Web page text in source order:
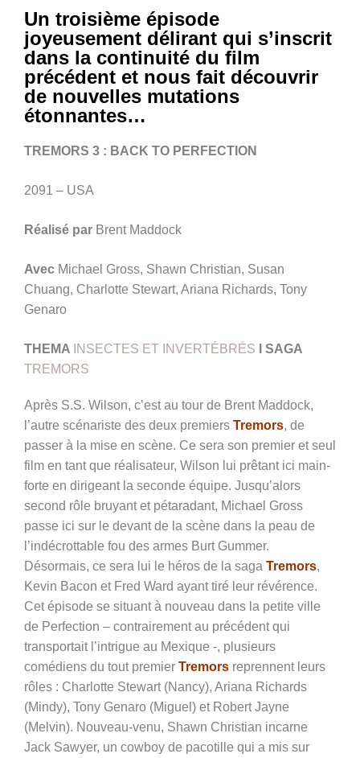
Un troisième épisode
joyeusement délirant qui s’inscrit
dans la continuité du film
précédent et nous fait découvrir
de nouvelles mutations
étonnantes…
TREMORS 3 : BACK TO PERFECTION
2091 – USA
Réalisé par Brent Maddock
Avec Michael Gross, Shawn Christian, Susan
Chuang, Charlotte Stewart, Ariana Richards, Tony
Genaro
THEMA INSECTES ET INVERTÉBRÉS
I SAGA
TREMORS
Après S.S. Wilson, c’est au tour de Brent Maddock,
l’autre scénariste des deux premiers Tremors, de
passer à la mise en scène. Ce sera son premier et seul
film en tant que réalisateur, Wilson lui prêtant ici main-
forte en dirigeant la seconde équipe. Jusqu’alors
second rôle bruyant et pétaradant, Michael Gross
passe ici sur le devant de la scène dans la peau de
l’indécrottable fou des armes Burt Gummer.
Désormais, ce sera lui le héros de la saga Tremors,
Kevin Bacon et Fred Ward ayant tiré leur révérence.
Cet épisode se situant à nouveau dans la petite ville
de Perfection – contrairement au précédent qui
transportait l’intrigue au Mexique -, plusieurs
comédiens du tout premier Tremors reprennent leurs
rôles : Charlotte Stewart (Nancy), Ariana Richards
(Mindy), Tony Genaro (Miguel) et Robert Jayne
(Melvin). Nouveau-venu, Shawn Christian incarne
Jack Sawyer, un cowboy de pacotille qui a mis sur